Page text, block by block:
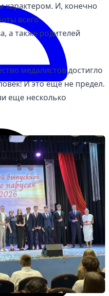
характером. И, конечно
всего
а также родителей
медалистов достигло
И это еще не предел.
еще несколько